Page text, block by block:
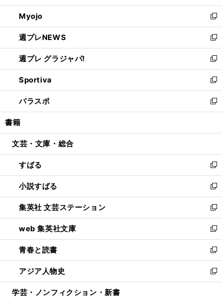
開
く
ウ
で
開
く
ン
ド
ウ
で
開
く
ウ
ィ
ン
ド
ウ
で
開
く
Myojo
新
し
い
ウ
ィ
ン
ド
ウ
で
開
週プレNEWS
新
し
い
ウ
ィ
ン
ド
ウ
開
週プレ グラジャパ!
新
し
い
ウ
ィ
ン
ウ
開
く
Sportiva
新
し
い
ウ
ン
ウ
で
開
く
パラスポ
新
し
ウ
ン
ド
ウ
で
開
く
書籍
文芸・文庫・総合
すばる
新
し
い
ウ
ィ
ン
ド
ウ
で
開
く
小説すばる
新
し
い
ウ
ィ
ン
ド
ウ
で
開
集英社 文芸ステーション
新
し
い
ウ
ィ
ン
ド
ウ
web 集英社文庫
新
し
い
ウ
ィ
ン
青春と読書
新
し
い
ウ
アジア人物史
新
し
学芸・ノンフィクション・新書